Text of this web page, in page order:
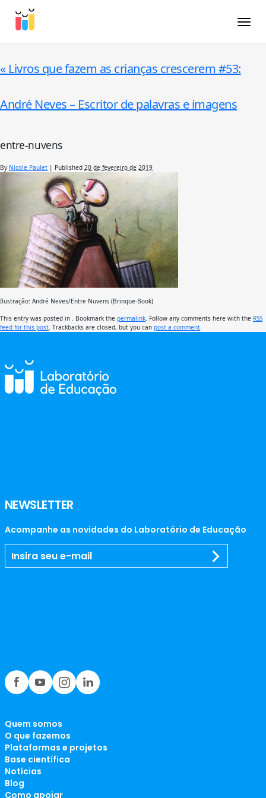
« Livros que fazem as crianças crescerem #53:
André Neves – Escritor de palavras e imagens
entre-nuvens
By Nicole Paulet | Published 20 de fevereiro de 2019
Ilustração: André Neves/Entre Nuvens (Brinque-Book)
This entry was posted in . Bookmark the permalink . Follow any comments here with the RSS
feed for this post . Trackbacks are closed, but you can post a comment
NEWSLETTER
Acompanhe as novidades do Laboratório de Educação
Quem somos
O que fazemos
Plataformas e projetos
Base científica
Notícias
Blog
Como apoiar